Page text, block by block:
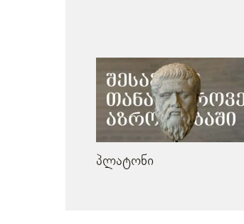
პლატონი